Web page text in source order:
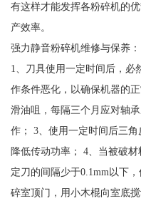
有这样才能发挥各粉碎机的
产效率。
强力静音粉碎机维修与保养：
1、刀具使用一定时间后，必
作条件恶化，以确保机器的
滑油咀，每隔三个月应对轴
作； 3、使用一定时间后三
降低传动功率； 4、当被破
定刀的间隔少于0.1mm以下
碎室顶门，用小木棍向室底